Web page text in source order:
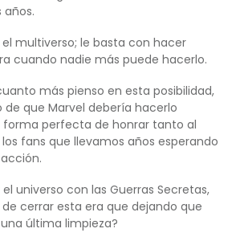
multiverso; le basta con hacer
cuando nadie más puede hacerlo.
más pienso en esta posibilidad,
que Marvel debería hacerlo
forma perfecta de honrar tanto al
fans que llevamos años esperando
universo con las Guerras Secretas,
cerrar esta era que dejando que
última limpieza?